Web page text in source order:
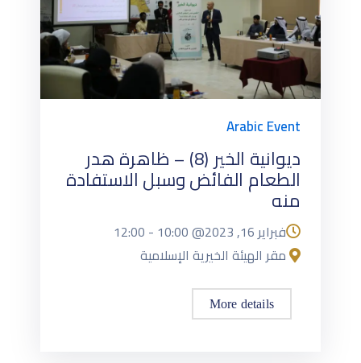
Arabic Event
ديوانية الخير (8) – ظاهرة هدر
الطعام الفائض وسبل الاستفادة
منه
فبراير 16, 2023@ 10:00
-
12:00
مقر الهيئة الخيرية الإسلامية
More details